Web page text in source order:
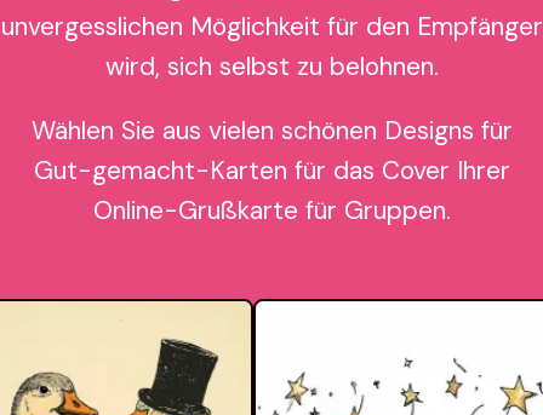
unvergesslichen Möglichkeit für den Empfänger
wird, sich selbst zu belohnen.
Wählen Sie aus vielen schönen Designs für
Gut-gemacht-Karten für das Cover Ihrer
Online-Grußkarte für Gruppen.